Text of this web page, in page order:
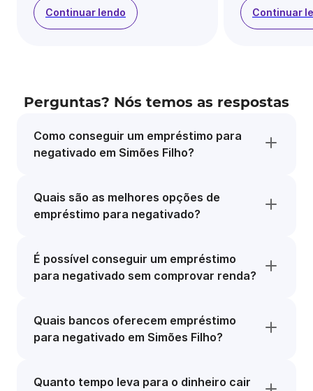
Continuar lendo Continuar
Perguntas? Nós temos as respostas
Como conseguir um empréstimo para
negativado em Simões Filho?
Quais são as melhores opções de
empréstimo para negativado?
É possível conseguir um empréstimo
para negativado sem comprovar renda?
Quais bancos oferecem empréstimo
para negativado em Simões Filho?
Quanto tempo leva para o dinheiro cair